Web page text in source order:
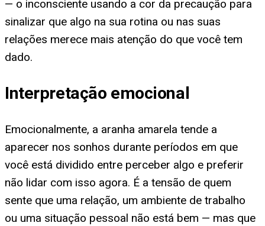
— o inconsciente usando a cor da precaução para
sinalizar que algo na sua rotina ou nas suas
relações merece mais atenção do que você tem
dado.
Interpretação emocional
Emocionalmente, a aranha amarela tende a
aparecer nos sonhos durante períodos em que
você está dividido entre perceber algo e preferir
não lidar com isso agora. É a tensão de quem
sente que uma relação, um ambiente de trabalho
ou uma situação pessoal não está bem — mas que